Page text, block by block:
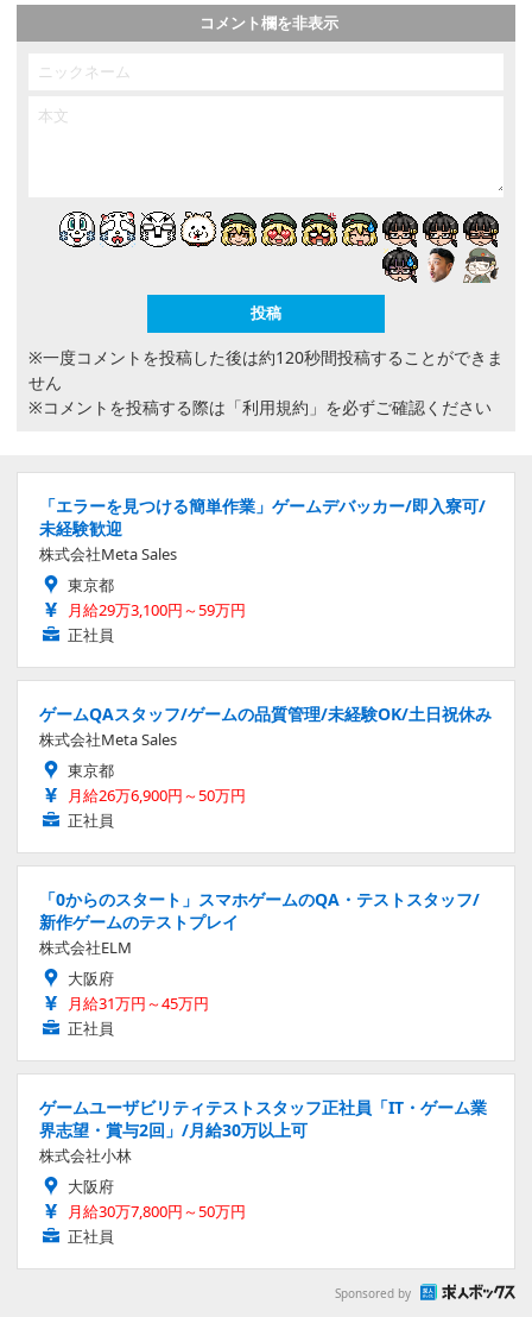
コメント欄を非表示
※一度コメントを投稿した後は約120秒間投稿することができま
せん
※コメントを投稿する際は 「利用規約」 を必ずご確認ください
「エラーを見つける簡単作業」ゲームデバッカー/即入寮可/
未経験歓迎
株式会社Meta Sales
東京都
月給29万3,100円～59万円
正社員
ゲームQAスタッフ/ゲームの品質管理/未経験OK/土日祝休み
株式会社Meta Sales
東京都
月給26万6,900円～50万円
正社員
「0からのスタート」スマホゲームのQA・テストスタッフ/
新作ゲームのテストプレイ
株式会社ELM
大阪府
月給31万円～45万円
正社員
ゲームユーザビリティテストスタッフ正社員「IT・ゲーム業
界志望・賞与2回」/月給30万以上可
株式会社小林
大阪府
月給30万7,800円～50万円
正社員
Sponsored by